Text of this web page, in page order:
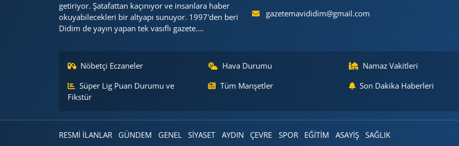
getiriyor. Şatafattan kaçınıyor ve insanlara haber
okuyabilecekleri bir altyapı sunuyor. 1997'den beri
Didim de yayın yapan tek vasıflı gazete....
gazetemavididim@gmail.com
Nöbetçi Eczaneler Hava Durumu
Namaz Vakitleri
Süper Lig Puan Durumu ve
Fikstür
Tüm Manşetler Son Dakika Haberleri
RESMİ İLANLAR GÜNDEM GENEL SİYASET AYDIN ÇEVRE SPOR EĞİTİM ASAYİŞ SAĞLIK